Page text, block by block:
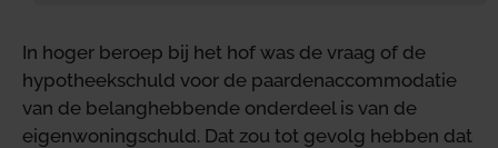
In hoger beroep bij het hof was de vraag of de
hypotheekschuld voor de paardenaccommodatie
van de belanghebbende onderdeel is van de
eigenwoningschuld. Dat zou tot gevolg hebben dat